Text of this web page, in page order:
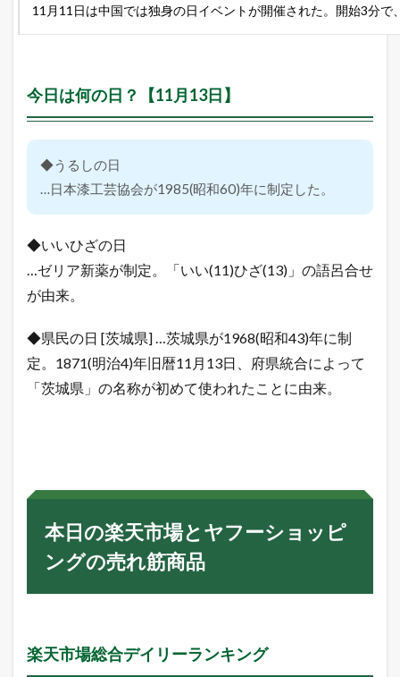
11月11日は中国では独身の日イベントが開催された。開始3分
今日は何の日？【11月13日】
◆うるしの日
…日本漆工芸協会が1985(昭和60)年に制定した。
◆いいひざの日
…ゼリア新薬が制定。「いい(11)ひざ(13)」の語呂合せ
が由来。
◆県民の日 [茨城県] …茨城県が1968(昭和43)年に制
定。1871(明治4)年旧暦11月13日、府県統合によって
「茨城県」の名称が初めて使われたことに由来。
本日の楽天市場とヤフーショッピ
ングの売れ筋商品
楽天市場総合デイリーランキング